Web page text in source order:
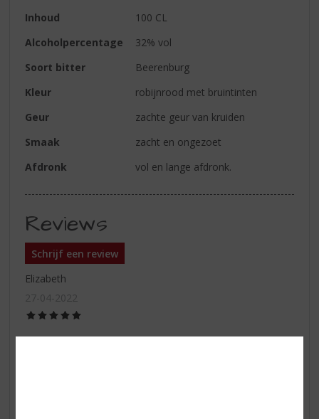
Inhoud
100 CL
Alcoholpercentage
32% vol
Soort bitter
Beerenburg
Kleur
robijnrood met bruintinten
Geur
zachte geur van kruiden
Smaak
zacht en ongezoet
Afdronk
vol en lange afdronk.
Reviews
Schrijf een review
Elizabeth
27-04-2022
5)